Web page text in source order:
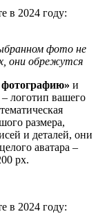
фото не
они обрежутся
фотографию» и
логотип вашего
размера,
и деталей, они
аватара –
pх.